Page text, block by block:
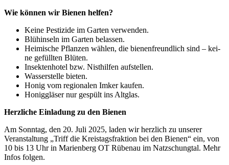
Wie kön­nen wir Bienen helfen?
Keine Pestizide im Garten verwenden.
Blühinseln im Garten belassen.
Heimische Pflanzen wäh­len, die bie­nen­freund­lich sind – kei­
ne gefüll­ten Blüten.
Insektenhotel bzw. Nisthilfen aufstellen.
Wasserstelle bie­ten.
Honig vom regio­na­len Imker kaufen.
Honiggläser nur gespült ins Altglas.
Herzliche Einladung zu den Bienen
Am Sonntag, den 20. Juli 2025, laden wir herz­lich zu unse­rer
Veranstaltung „Triff die Kreistagsfraktion bei den Bienen“ ein, von
10 bis 13 Uhr in Marienberg OT Rübenau im Natzschungtal. Mehr
Infos folgen.